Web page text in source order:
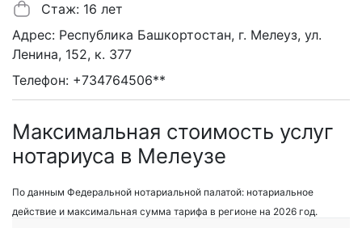
Стаж: 16 лет
Адрес: Республика Башкортостан, г. Мелеуз, ул.
Ленина, 152, к. 377
Телефон: +734764506**
Максимальная стоимость услуг
нотариуса в Мелеузе
По данным Федеральной нотариальной палатой: нотариальное
действие и максимальная сумма тарифа в регионе на 2026 год.